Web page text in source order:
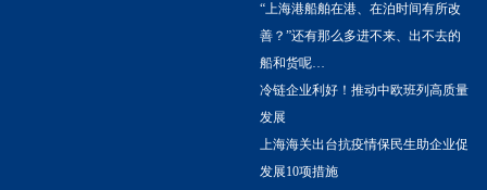
“上海港船舶在港、在泊时间有所改
善？”还有那么多进不来、出不去的
船和货呢…
冷链企业利好！推动中欧班列高质量
发展
上海海关出台抗疫情保民生助企业促
发展10项措施